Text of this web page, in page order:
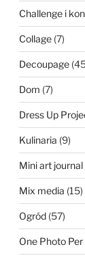
Challenge i
Collage(7)
Decoupage
Dom (7)
Dress Up
Kulinaria (9)
Mini art
Mix media (15)
Ogród(57)
One Photo Per